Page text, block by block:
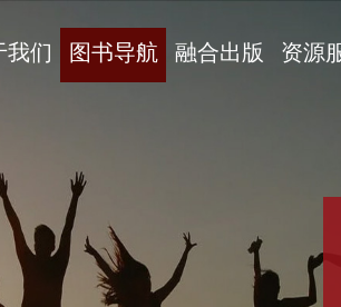
我们 图书导航 融合出版 资源